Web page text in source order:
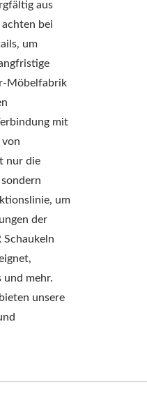
aus
bei
um
Möbelfabrik
mit
nur die
um
der
Schaukeln
und mehr.
unsere